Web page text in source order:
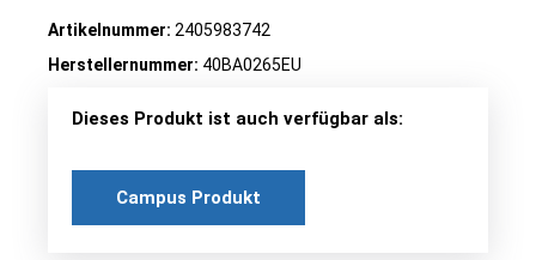
Artikelnummer: 2405983742
Herstellernummer: 40BA0265EU
Dieses Produkt ist auch verfügbar als:
Campus Produkt